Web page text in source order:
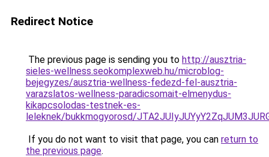
Redirect Notice
The previous page is sending you to http://ausztria-
sieles-wellness.seokomplexweb.hu/microblog-
bejegyzes/ausztria-wellness-fedezd-fel-ausztria-
varazslatos-wellness-paradicsomait-elmenydus-
kikapcsolodas-testnek-es-
leleknek/bukkmogyorosd/
If you do not want to visit that page, you can return to
the previous page.